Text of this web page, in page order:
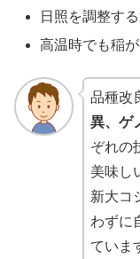
日照を調整す
高温時でも稲
品種改
異、ゲ
ぞれの
美味し
新大コ
わずに
ていま